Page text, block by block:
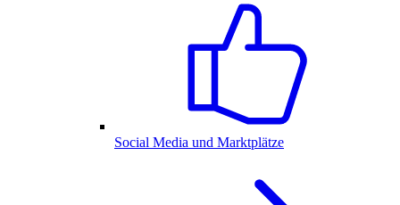
Social Media und Marktplätze